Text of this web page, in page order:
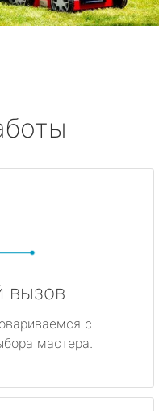
вызов
с
мастера.